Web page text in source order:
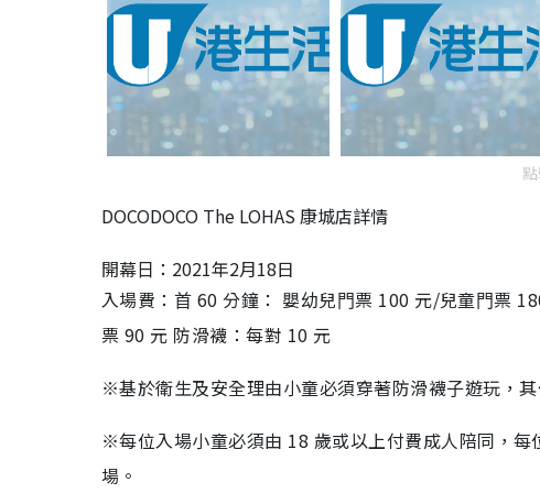
DOCODOCO The LOHAS 康城店詳情
開幕⽇：2021年2月18日
入場費：⾸ 60 分鐘： 嬰幼兒⾨票 100 元/兒童⾨票
票 90 元 防滑襪：每對 10 元
※基於衛⽣及安全理由⼩童必須穿著防滑襪⼦遊玩，
※每位入場⼩童必須由 18 歲或以上付費成⼈陪同，
場。